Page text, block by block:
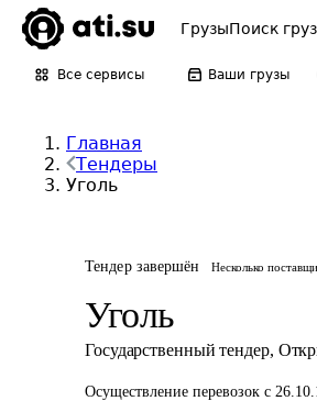
ГрузыПоиск
Все сервисы Ваши грузы
Главная
Тендеры
Уголь
Тендер завершён Несколько
Уголь
Государственный тендер,
Осуществление перевозок с